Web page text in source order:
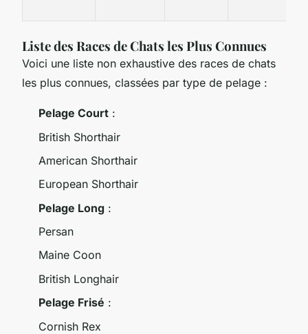
Liste des Races de Chats les Plus Connues
Voici une liste non exhaustive des races de chats
les plus connues, classées par type de pelage :
Pelage Court :
British Shorthair
American Shorthair
European Shorthair
Pelage Long :
Persan
Maine Coon
British Longhair
Pelage Frisé :
Cornish Rex